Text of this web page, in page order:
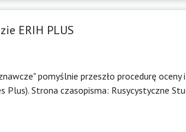
ERIH PLUS
pomyślnie przeszło procedurę oceny
Plus). Strona czasopisma: Rusycystyczne